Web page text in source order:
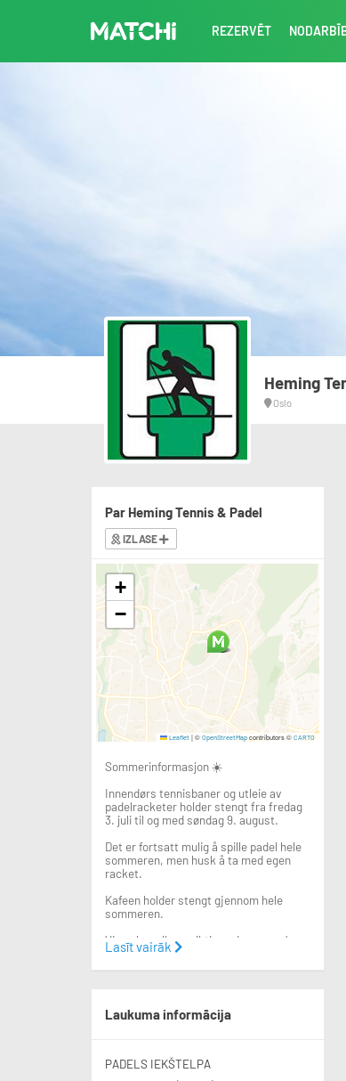
REZERVĒT
Heming
Oslo
Par Heming Tennis & Padel
IZLASE
+
−
Leaflet |© OpenStreetMapcontributors © CARTO
Sommerinformasjon ☀️
Innendørs tennisbaner og utleie av
padelracketer holder stengt fra fredag
3. juli til og med søndag 9. august.
Det er fortsatt mulig å spille padel hele
sommeren, men husk å ta med egen
racket.
Kafeen holder stengt gjennom hele
sommeren.
Vi ønsker alle en riktig god sommer!
idrettsanlegg som rommer:
• 4 innendørs tennisbaner med
• Trampolinehall
• Garderober og dusjfasiliteter
Lasīt vairāk
Laukuma informācija
PADELS IEKŠTELPA